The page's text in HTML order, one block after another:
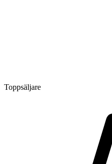
Toppsäljare